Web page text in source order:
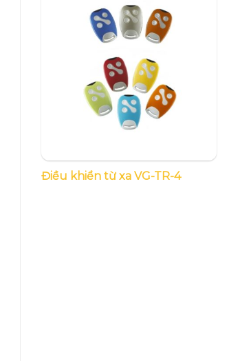
Điều khiển từ xa VG-TR-4